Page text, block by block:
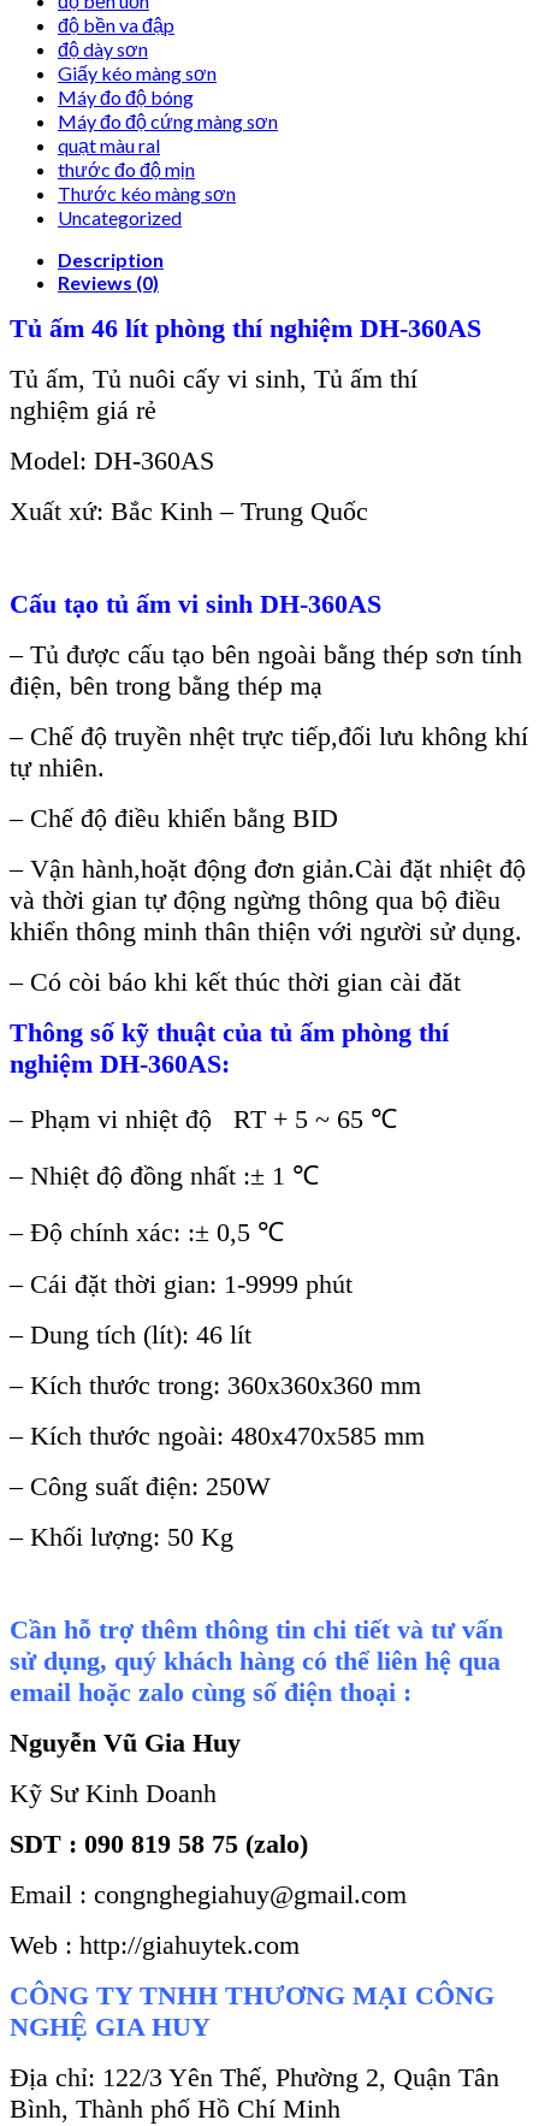
độ bền va đập
độ dày sơn
Giấy kéo màng sơn
Máy đo độ bóng
Máy đo độ cứng màng sơn
quạt màu ral
thước đo độ mịn
Thước kéo màng sơn
Uncategorized
Description
Reviews (0)
Tủ ấm 46 lít phòng thí nghiệm DH-360AS
Tủ ấm, Tủ nuôi cấy vi sinh, Tủ ấm thí
nghiệm giá rẻ
Model: DH-360AS
Xuất xứ: Bắc Kinh – Trung Quốc
Cấu tạo tủ ấm vi sinh DH-360AS
– Tủ được cấu tạo bên ngoài bằng thép sơn tính
điện, bên trong bằng thép mạ
– Chế độ truyền nhệt trực tiếp,đối lưu không khí
tự nhiên.
– Chế độ điều khiển bằng BID
– Vận hành,hoặt động đơn giản.Cài đặt nhiệt độ
và thời gian tự động ngừng thông qua bộ điều
khiển thông minh thân thiện với người sử dụng.
– Có còi báo khi kết thúc thời gian cài đăt
Thông số kỹ thuật của tủ ấm phòng thí
nghiệm DH-360AS:
– Phạm vi nhiệt độ RT + 5 ~ 65 ℃
– Nhiệt độ đồng nhất :± 1 ℃
– Độ chính xác: :± 0,5 ℃
– Cái đặt thời gian: 1-9999 phút
– Dung tích (lít): 46 lít
– Kích thước trong: 360x360x360 mm
– Kích thước ngoài: 480x470x585 mm
– Công suất điện: 250W
– Khối lượng: 50 Kg
Cần hỗ trợ thêm thông tin chi tiết và tư vấn
sử dụng, quý khách hàng có thể liên hệ qua
email hoặc zalo cùng số điện thoại :
Nguyễn Vũ Gia Huy
Kỹ Sư Kinh Doanh
SDT : 090 819 58 75 (zalo)
Email : congnghegiahuy@gmail.com
Web : http://giahuytek.com
CÔNG TY TNHH THƯƠNG MẠI CÔNG
NGHỆ GIA HUY
Địa chỉ: 122/3 Yên Thế, Phường 2, Quận Tân
Bình, Thành phố Hồ Chí Minh